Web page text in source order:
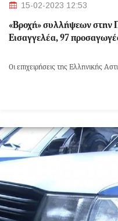
15-02-2023 12:53
«Βροχή» συλλήψεων στην
Εισαγγελέα, 97
Οι επιχειρήσεις της Ελληνικής